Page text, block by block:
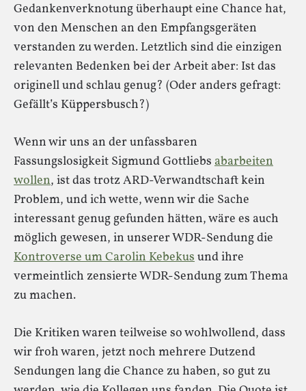
Gedankenverknotung überhaupt eine Chance hat,
von den Menschen an den Empfangsgeräten
verstanden zu werden. Letztlich sind die einzigen
relevanten Bedenken bei der Arbeit aber: Ist das
originell und schlau genug? (Oder anders gefragt:
Gefällt’s Küppersbusch?)
Wenn wir uns an der unfassbaren
Fassungslosigkeit Sigmund Gottliebs abarbeiten
wollen, ist das trotz ARD-Verwandtschaft kein
Problem, und ich wette, wenn wir die Sache
interessant genug gefunden hätten, wäre es auch
möglich gewesen, in unserer WDR-Sendung die
Kontroverse um Carolin Kebekusund ihre
vermeintlich zensierte WDR-Sendung zum Thema
zu machen.
Die Kritiken waren teilweise so wohlwollend, dass
wir froh waren, jetzt noch mehrere Dutzend
Sendungen lang die Chance zu haben, so gut zu